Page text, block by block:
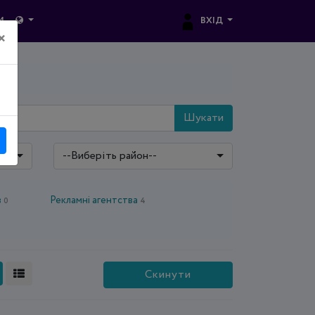
ВХІД
Шукати
--Виберіть район--
0 Рекламні агентства 4
Скинути